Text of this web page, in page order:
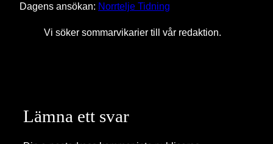
Dagens ansökan: Norrtelje Tidning
Vi söker sommarvikarier till vår redaktion.
Lämna ett svar